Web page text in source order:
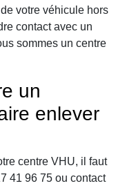
votre véhicule hors
contact avec un
sommes un centre
un
enlever
centre VHU, il faut
41 96 75 ou contact